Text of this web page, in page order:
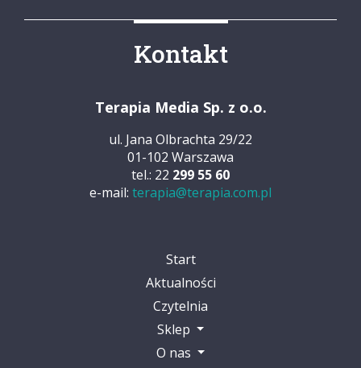
Kontakt
Terapia Media Sp. z o.o.
ul. Jana Olbrachta 29/22
01-102 Warszawa
tel.: 22 299 55 60
e-mail: terapia@terapia.com.pl
Start
Aktualności
Czytelnia
Sklep
O nas